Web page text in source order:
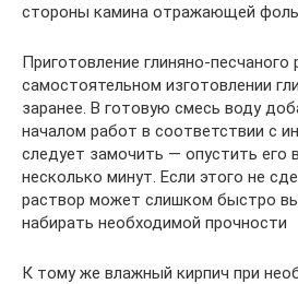
стороны камина отражающей
Приготовление глиняно-песчаного
самостоятельном изготовлении
заранее. В готовую смесь воду
началом работ в соответствии с
следует замочить — опустить его
несколько минут. Если этого не
раствор может слишком быстро
набирать необходимой прочности
К тому же влажный кирпич при